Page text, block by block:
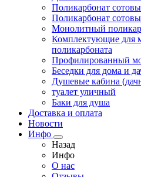
Поликарбонат
Поликарбонат
Монолитный
Комплектующие для
поликарбоната
Профилированный
Беседки для дома и
Душевые кабина
туалет уличный
Баки для душа
Доставка и оплата
Новости
Инфо
Назад
Инфо
О нас